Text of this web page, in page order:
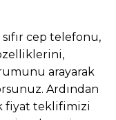
cep telefonu,
arayarak
Ardından
fiyat teklifimizi